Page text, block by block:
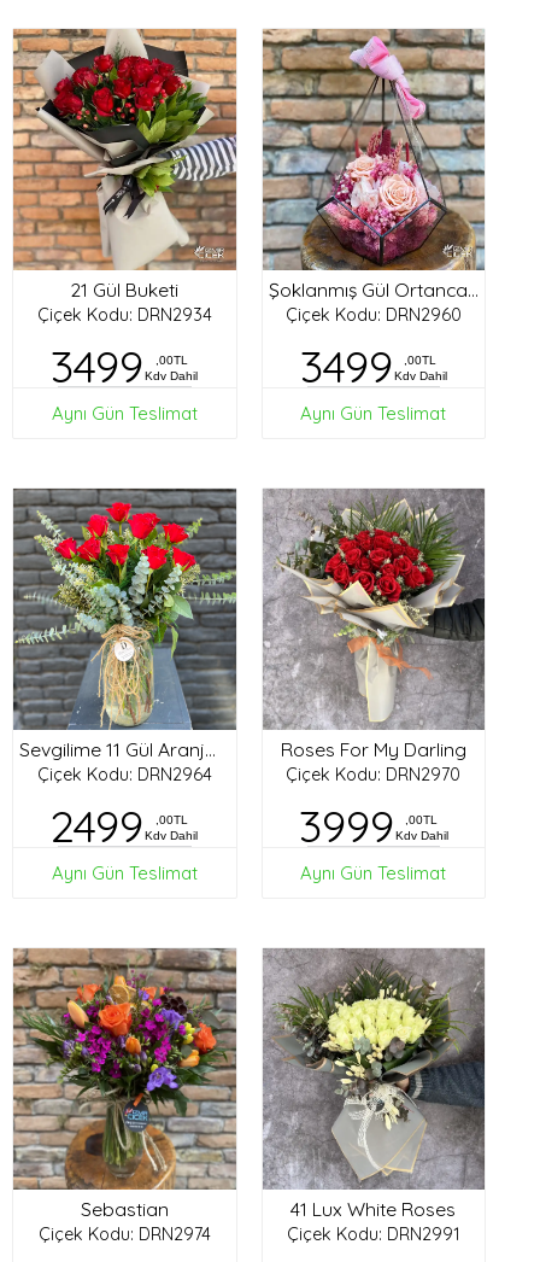
21 Gül Buketi
Çiçek Kodu: DRN2934
3499
,00TL
Kdv Dahil
Aynı Gün Teslimat
Şoklanmış Gül Ortanca Tasarım
Çiçek Kodu: DRN2960
3499
,00TL
Kdv Dahil
Aynı Gün Teslimat
Sevgilime 11 Gül Aranjman
Çiçek Kodu: DRN2964
2499
,00TL
Kdv Dahil
Aynı Gün Teslimat
Roses For My Darling
Çiçek Kodu: DRN2970
3999
,00TL
Kdv Dahil
Aynı Gün Teslimat
Sebastian
Çiçek Kodu: DRN2974
41 Lux White Roses
Çiçek Kodu: DRN2991